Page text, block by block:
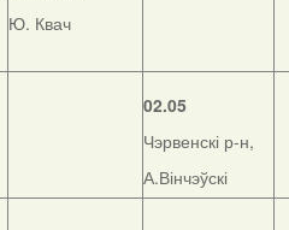
Ю. Квач
02.05
Чэрвенскі р-н,
А.Вінчэўскі